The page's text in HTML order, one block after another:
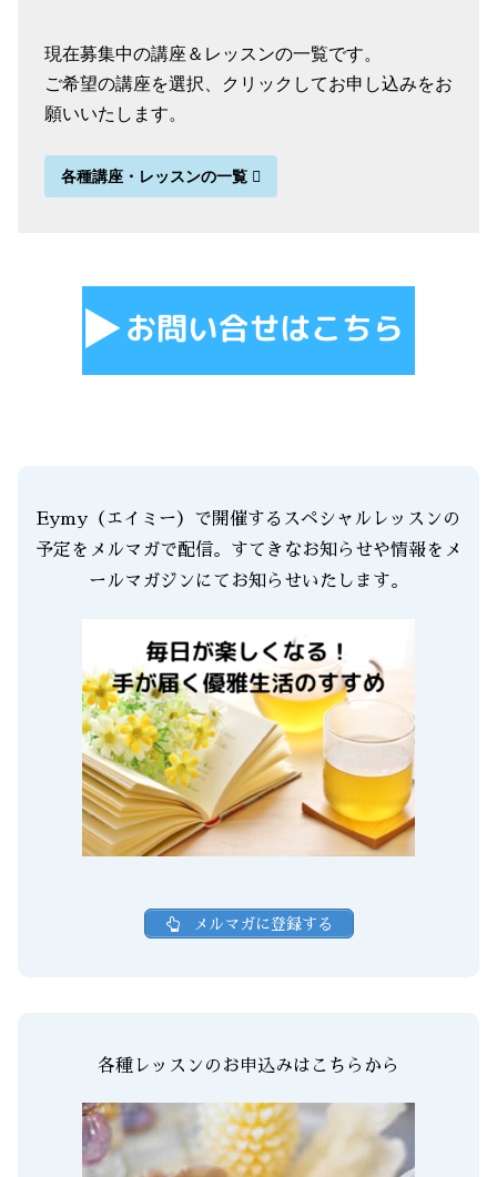
現在募集中の講座＆レッスンの一覧です。
ご希望の講座を選択、クリックしてお申し込みをお
願いいたします。
各種講座・レッスンの一覧
Eymy（エイミー）で開催するスペシャルレッスンの
予定をメルマガで配信。すてきなお知らせや情報をメ
ールマガジンにてお知らせいたします。
メルマガに登録する
各種レッスンのお申込みはこちらから